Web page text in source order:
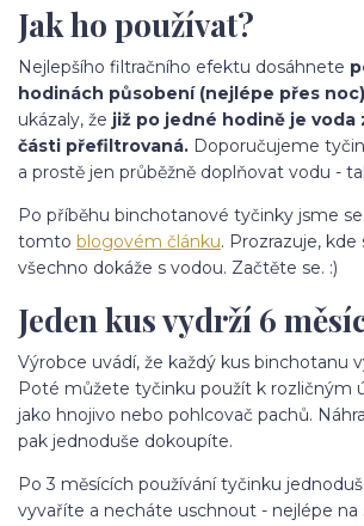
Jak ho používat?
Nejlepšího filtračního efektu dosáhnete
hodinách působení (nejlépe přes
ukázaly, že již po jedné hodině je voda
části přefiltrovaná. Doporučujeme
a prostě jen průběžně doplňovat vodu -
Po příběhu binchotanové tyčinky jsme
tomto blogovém článku. Prozrazuje, kde
všechno dokáže s vodou. Začtěte se. :)
Jeden kus vydrží 6
Výrobce uvádí, že každý kus binchotanu
Poté můžete tyčinku použít k rozličným
jako hnojivo nebo pohlcovač pachů.
pak jednoduše dokoupíte.
Po 3 měsících používání tyčinku
vyvaříte a necháte uschnout - nejlépe na